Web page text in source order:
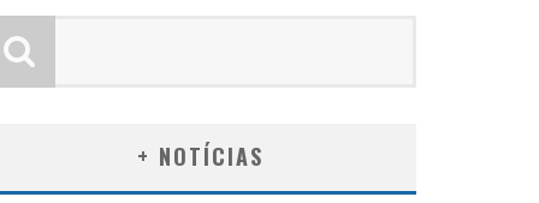
+ NOTÍCIAS